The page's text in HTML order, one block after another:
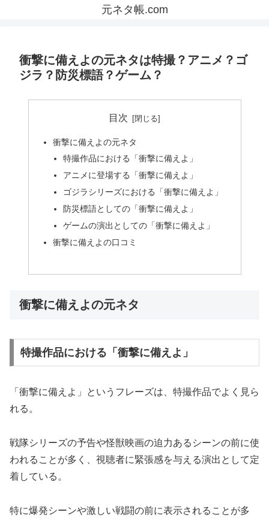
元ネタ帳.com
衝撃に備えよの元ネタは特撮？アニメ？ゴ
ジラ？防災標語？ゲーム？
目次
衝撃に備えよの元ネタ
特撮作品における「衝撃に備えよ」
アニメに登場する「衝撃に備えよ」
ゴジラシリーズにおける「衝撃に備えよ」
防災標語としての「衝撃に備えよ」
ゲームの演出としての「衝撃に備えよ」
衝撃に備えよの口コミ
衝撃に備えよの元ネタ
特撮作品における「衝撃に備えよ」
「衝撃に備えよ」というフレーズは、特撮作品でよく見ら
れる。
戦隊シリーズの予告や怪獣映画の迫力あるシーンの前に使
われることが多く、視聴者に緊張感を与える演出として定
着している。
特に爆発シーンや激しい戦闘の前に表示されることが多